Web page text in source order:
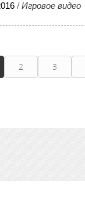
/ Игровое видео
2 3